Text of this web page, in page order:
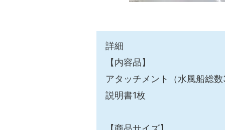
詳細
【内容品】
アタッチメント（水風船総
説明書1枚